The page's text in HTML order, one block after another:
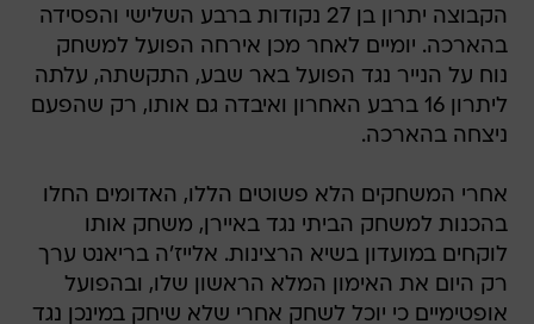
הקבוצה יתרון בן 27 נקודות ברבע השלישי והפסידה
בהארכה. יומיים לאחר מכן אירחה הפועל למשחק
נוח על הנייר נגד הפועל באר שבע, התקשתה, עלתה
ליתרון 16 ברבע האחרון ואיבדה גם אותו, רק שהפעם
ניצחה בהארכה.
אחרי המשחקים הלא פשוטים הללו, האדומים החלו
בהכנות למשחק הביתי נגד באיירן, משחק אותו
לוקחים במועדון בשיא הרצינות. אלייז'ה בריאנט ערך
רק היום את האימון המלא הראשון שלו, ובהפועל
אופטימיים כי יוכל לשחק אחרי שלא שיחק במינכן נגד